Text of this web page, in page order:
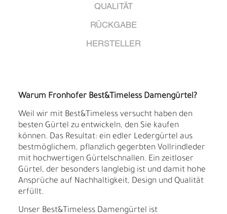
QUALITÄT
RÜCKGABE
HERSTELLER
Warum Fronhofer Best&Timeless Damengürtel?
Weil wir mit Best&Timeless versucht haben den
besten Gürtel zu entwickeln, den Sie kaufen
können. Das Resultat: ein edler Ledergürtel aus
bestmöglichem, pflanzlich gegerbten Vollrindleder
mit hochwertigen Gürtelschnallen. Ein zeitloser
Gürtel, der besonders langlebig ist und damit hohe
Ansprüche auf Nachhaltigkeit, Design und Qualität
erfüllt.
Unser Best&Timeless Damengürtel ist